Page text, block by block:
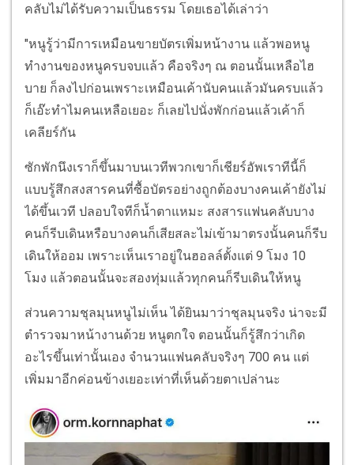
คลับไม่ได้รับความเป็นธรรม โดยเธอได้เล่าว่า
"หนูรู้ว่ามีการเหมือนขายบัตรเพิ่มหน้างาน แล้วพอหนู
ทำงานของหนูครบจบแล้ว คือจริงๆ ณ ตอนนั้นเหลือไฮ
บาย ก็ลงไปก่อนเพราะเหมือนเค้านับคนแล้วมันครบแล้ว
ก็เอ๊ะทำไมคนเหลือเยอะ ก็เลยไปนั่งพักก่อนแล้วเค้าก็
เคลียร์กัน
ซักพักนึงเราก็ขึ้นมาบนเวทีพวกเขาก็เชียร์อัพเราทีนี้ก็
แบบรู้สึกสงสารคนที่ซื้อบัตรอย่างถูกต้องบางคนเค้ายังไม่
ได้ขึ้นเวที ปลอบใจทีก็น้ำตาแหมะ สงสารแฟนคลับบาง
คนก็รีบเดินหรือบางคนก็เสียสละไม่เข้ามาตรงนั้นคนก็รีบ
เดินให้ออม เพราะเห็นเราอยู่ในฮอลล์ตั้งแต่ 9 โมง 10
โมง แล้วตอนนั้นจะสองทุ่มแล้วทุกคนก็รีบเดินให้หนู
ส่วนความชุลมุนหนูไม่เห็น ได้ยินมาว่าชุลมุนจริง น่าจะมี
ตำรวจมาหน้างานด้วย หนูตกใจ ตอนนั้นก็รู้สึกว่าเกิด
อะไรขึ้นเท่านั้นเอง จำนวนแฟนคลับจริงๆ 700 คน แต่
เพิ่มมาอีกค่อนข้างเยอะเท่าที่เห็นด้วยตาเปล่านะ